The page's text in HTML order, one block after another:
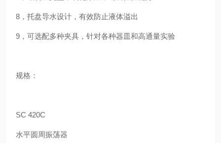
8 ，托盘导水设计，有效防止液体溢出
9 ，可选配多种夹具，针对各种器皿和高通量实验
规格：
SC 420C
水平圆周振荡器